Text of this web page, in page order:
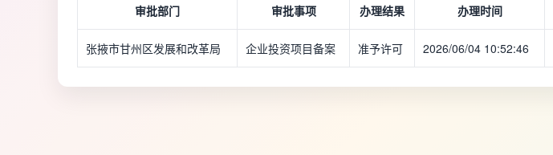
审批部门 审批事项 办理结果 办理时间
张掖市甘州区发展和改革局 企业投资项目备案 准予许可 2026/06/04 10:52:46